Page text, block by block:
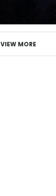
VIEW MORE